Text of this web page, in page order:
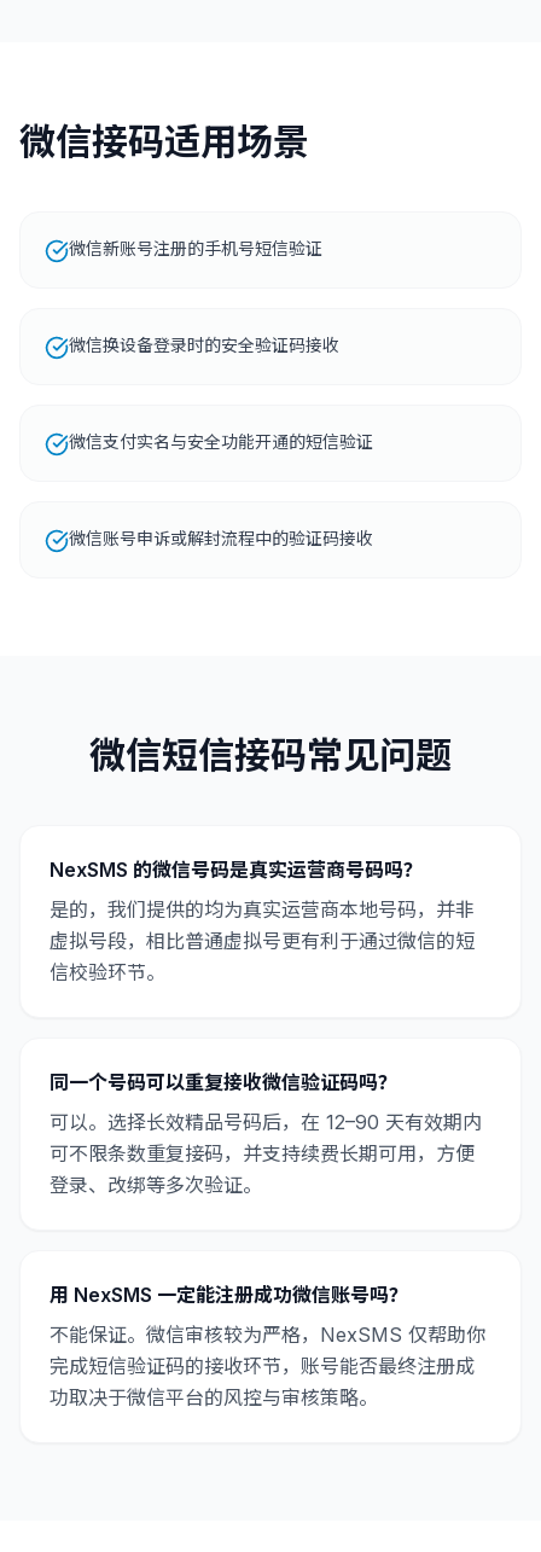
微信接码适用场景
微信新账号注册的手机号短信验证
微信换设备登录时的安全验证码接收
微信支付实名与安全功能开通的短信验证
微信账号申诉或解封流程中的验证码接收
微信短信接码常见问题
NexSMS 的微信号码是真实运营商号码吗？
是的，我们提供的均为真实运营商本地号码，并非
虚拟号段，相比普通虚拟号更有利于通过微信的短
信校验环节。
同一个号码可以重复接收微信验证码吗？
可以。选择长效精品号码后，在 12–90 天有效期内
可不限条数重复接码，并支持续费长期可用，方便
登录、改绑等多次验证。
用 NexSMS 一定能注册成功微信账号吗？
不能保证。微信审核较为严格，NexSMS 仅帮助你
完成短信验证码的接收环节，账号能否最终注册成
功取决于微信平台的风控与审核策略。